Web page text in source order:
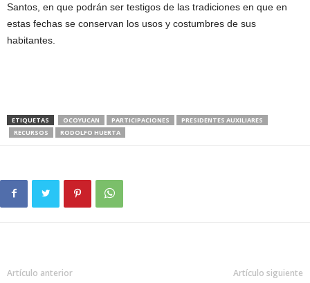
Santos, en que podrán ser testigos de las tradiciones en que en
estas fechas se conservan los usos y costumbres de sus
habitantes.
ETIQUETAS OCOYUCAN PARTICIPACIONES
PRESIDENTES AUXILIARES
RECURSOS
RODOLFO HUERTA
Artículo anterior Artículo siguiente